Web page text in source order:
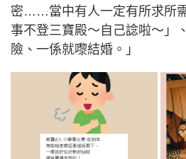
密……當中有人一定有所求所
事不登三寶殿～自己諗啦～」
險、一係就嚟結婚。」